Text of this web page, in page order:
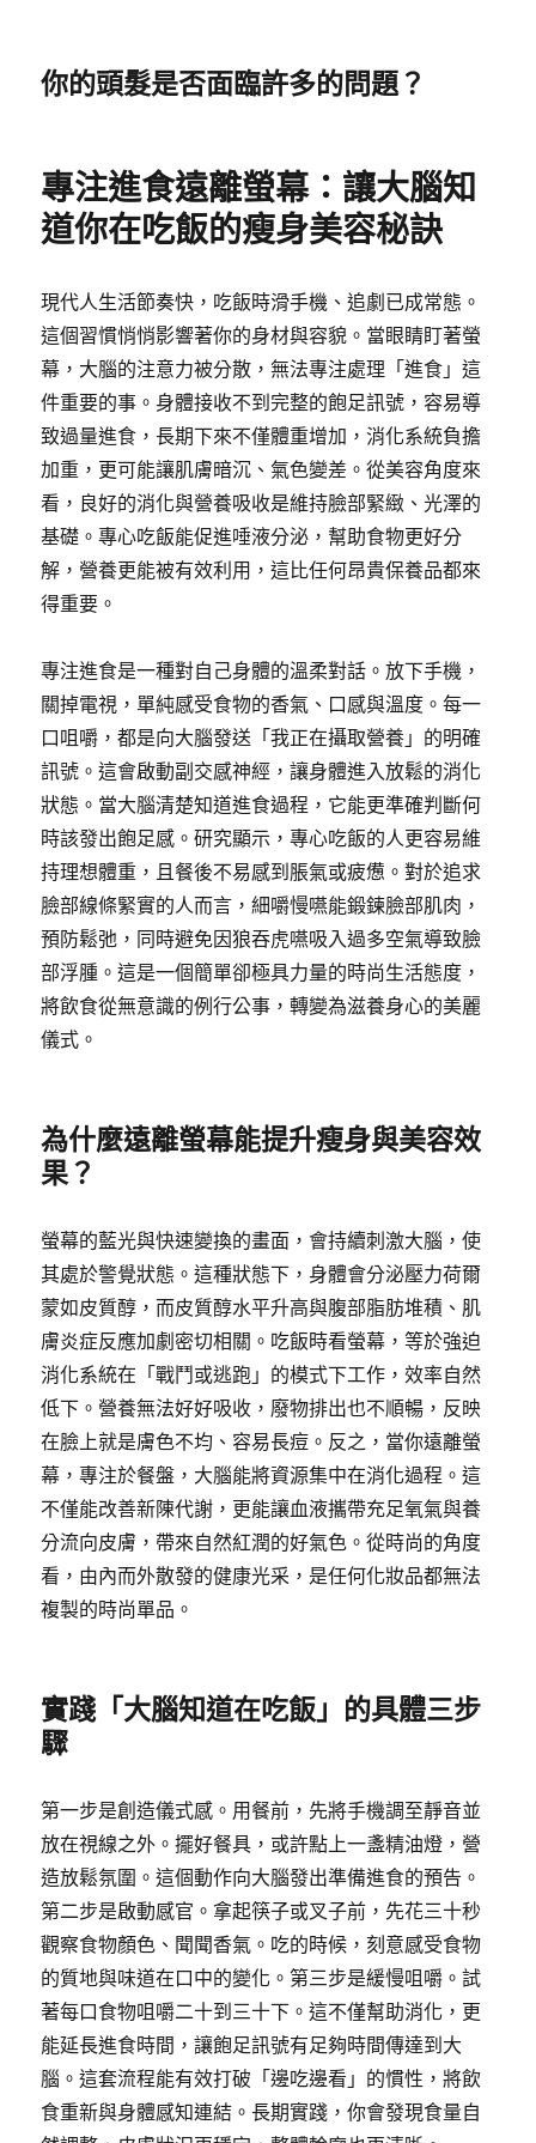
你的頭髮是否面臨許多的問題？
專注進食遠離螢幕：讓大腦知
道你在吃飯的瘦身美容秘訣
現代人生活節奏快，吃飯時滑手機、追劇已成常態。
這個習慣悄悄影響著你的身材與容貌。當眼睛盯著螢
幕，大腦的注意力被分散，無法專注處理「進食」這
件重要的事。身體接收不到完整的飽足訊號，容易導
致過量進食，長期下來不僅體重增加，消化系統負擔
加重，更可能讓肌膚暗沉、氣色變差。從美容角度來
看，良好的消化與營養吸收是維持臉部緊緻、光澤的
基礎。專心吃飯能促進唾液分泌，幫助食物更好分
解，營養更能被有效利用，這比任何昂貴保養品都來
得重要。
專注進食是一種對自己身體的溫柔對話。放下手機，
關掉電視，單純感受食物的香氣、口感與溫度。每一
口咀嚼，都是向大腦發送「我正在攝取營養」的明確
訊號。這會啟動副交感神經，讓身體進入放鬆的消化
狀態。當大腦清楚知道進食過程，它能更準確判斷何
時該發出飽足感。研究顯示，專心吃飯的人更容易維
持理想體重，且餐後不易感到脹氣或疲憊。對於追求
臉部線條緊實的人而言，細嚼慢嚥能鍛鍊臉部肌肉，
預防鬆弛，同時避免因狼吞虎嚥吸入過多空氣導致臉
部浮腫。這是一個簡單卻極具力量的時尚生活態度，
將飲食從無意識的例行公事，轉變為滋養身心的美麗
儀式。
為什麼遠離螢幕能提升瘦身與美容效
果？
螢幕的藍光與快速變換的畫面，會持續刺激大腦，使
其處於警覺狀態。這種狀態下，身體會分泌壓力荷爾
蒙如皮質醇，而皮質醇水平升高與腹部脂肪堆積、肌
膚炎症反應加劇密切相關。吃飯時看螢幕，等於強迫
消化系統在「戰鬥或逃跑」的模式下工作，效率自然
低下。營養無法好好吸收，廢物排出也不順暢，反映
在臉上就是膚色不均、容易長痘。反之，當你遠離螢
幕，專注於餐盤，大腦能將資源集中在消化過程。這
不僅能改善新陳代謝，更能讓血液攜帶充足氧氣與養
分流向皮膚，帶來自然紅潤的好氣色。從時尚的角度
看，由內而外散發的健康光采，是任何化妝品都無法
複製的時尚單品。
實踐「大腦知道在吃飯」的具體三步
驟
第一步是創造儀式感。用餐前，先將手機調至靜音並
放在視線之外。擺好餐具，或許點上一盞精油燈，營
造放鬆氛圍。這個動作向大腦發出準備進食的預告。
第二步是啟動感官。拿起筷子或叉子前，先花三十秒
觀察食物顏色、聞聞香氣。吃的時候，刻意感受食物
的質地與味道在口中的變化。第三步是緩慢咀嚼。試
著每口食物咀嚼二十到三十下。這不僅幫助消化，更
能延長進食時間，讓飽足訊號有足夠時間傳達到大
腦。這套流程能有效打破「邊吃邊看」的慣性，將飲
食重新與身體感知連結。長期實踐，你會發現食量自